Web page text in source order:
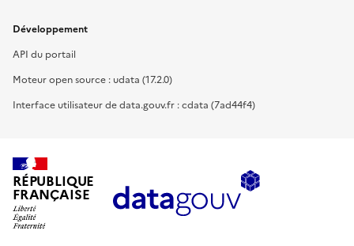
Développement
API du portail
Moteur open source : udata (17.2.0)
Interface utilisateur de data.gouv.fr : cdata (7ad44f4)
RÉPUBLIQUE
FRANÇAISE